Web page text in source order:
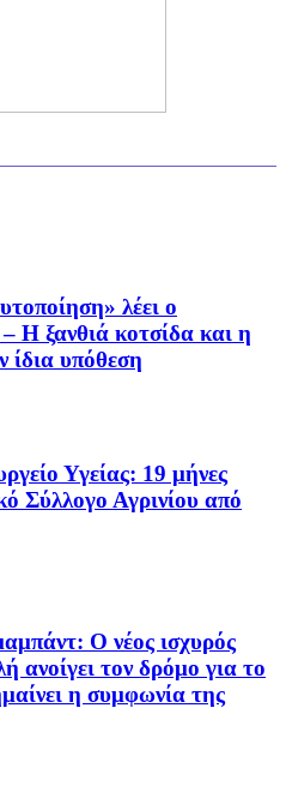
λέει ο
Η ξανθιά κοτσίδα και η
ίδια υπόθεση
Υγείας: 19 μήνες
Σύλλογο Αγρινίου από
Ο νέος ισχυρός
ανοίγει τον δρόμο για το
η συμφωνία της